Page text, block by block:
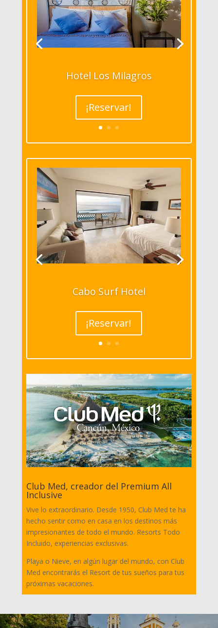
Hotel Los Milagros
¡Reservar!
Cabo Surf Hotel
¡Reservar!
Club Med, creador del Premium All
Inclusive
Vive lo extraordinario. Desde 1950, Club Med te ha
hecho sentir como en casa en los destinos más
impresionantes de todo el mundo. Resorts Todo
Incluido, experiencias exclusivas.
Playa o Nieve, en algún lugar del mundo, con Club
Med encontrarás el Resort de tus sueños para tus
próximas vacaciones.